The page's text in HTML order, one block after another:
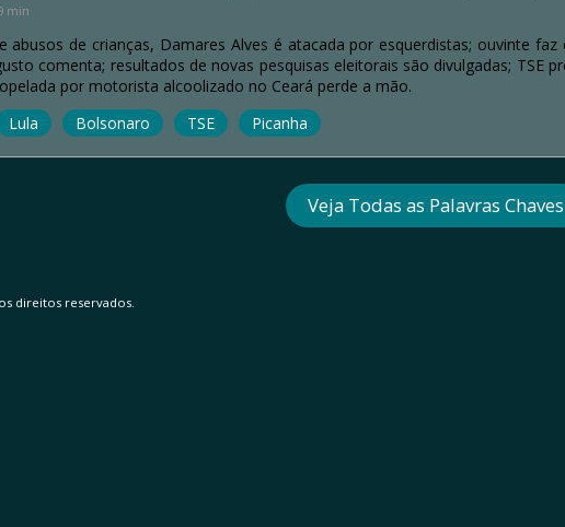
min
abusos de crianças, Damares Alves é atacada por esquerdistas; ouvinte
comenta; resultados de novas pesquisas eleitorais são divulgadas; TSE
por motorista alcoolizado no Ceará perde a mão.
Lula Bolsonaro TSE Picanha
Veja Todas as Palavras Chaves
direitos reservados.